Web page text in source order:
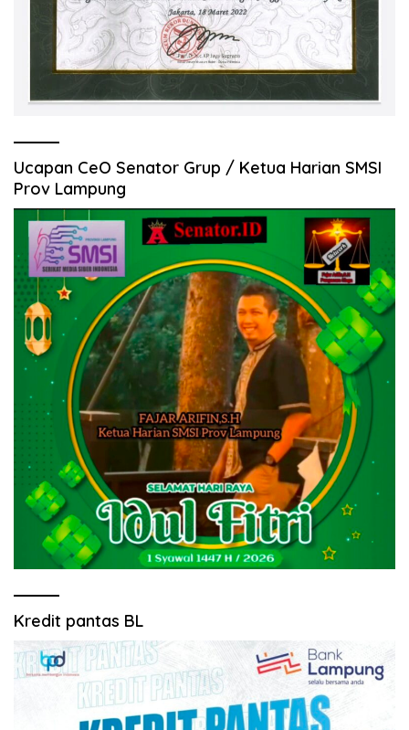
Ucapan CeO Senator Grup / Ketua Harian SMSI
Prov Lampung
Kredit pantas BL